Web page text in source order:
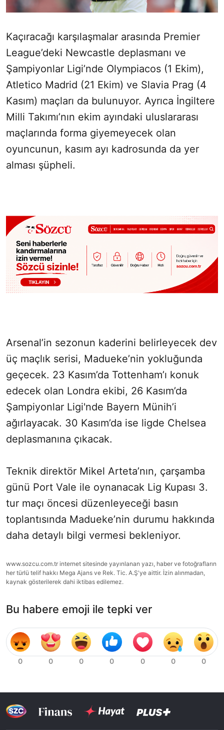
Kaçıracağı karşılaşmalar arasında Premier
League’deki Newcastle deplasmanı ve
Şampiyonlar Ligi’nde Olympiacos (1 Ekim),
Atletico Madrid (21 Ekim) ve Slavia Prag (4
Kasım) maçları da bulunuyor. Ayrıca İngiltere
Milli Takımı’nın ekim ayındaki uluslararası
maçlarında forma giyemeyecek olan
oyuncunun, kasım ayı kadrosunda da yer
alması şüpheli.
Arsenal’in sezonun kaderini belirleyecek dev
üç maçlık serisi, Madueke’nin yokluğunda
geçecek. 23 Kasım’da Tottenham’ı konuk
edecek olan Londra ekibi, 26 Kasım’da
Şampiyonlar Ligi'nde Bayern Münih’i
ağırlayacak. 30 Kasım’da ise ligde Chelsea
deplasmanına çıkacak.
Teknik direktör Mikel Arteta’nın, çarşamba
günü Port Vale ile oynanacak Lig Kupası 3.
tur maçı öncesi düzenleyeceği basın
toplantısında Madueke’nin durumu hakkında
daha detaylı bilgi vermesi bekleniyor.
www.sozcu.com.tr internet sitesinde yayınlanan yazı, haber ve fotoğrafların
her türlü telif hakkı Mega Ajans ve Rek. Tic. A.Ş'ye aittir. İzin alınmadan,
kaynak gösterilerek dahi iktibas edilemez.
Bu habere emoji ile tepki ver